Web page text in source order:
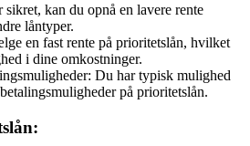
kan du opnå en lavere rente
låntyper.
en fast rente på prioritetslån, hvilket
i dine omkostninger.
Du har typisk mulighed
på prioritetslån.